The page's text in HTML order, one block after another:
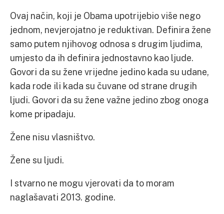
Ovaj način, koji je Obama upotrijebio više nego
jednom, nevjerojatno je reduktivan. Definira žene
samo putem njihovog odnosa s drugim ljudima,
umjesto da ih definira jednostavno kao ljude.
Govori da su žene vrijedne jedino kada su udane,
kada rode ili kada su čuvane od strane drugih
ljudi. Govori da su žene važne jedino zbog onoga
kome pripadaju.
Žene nisu vlasništvo.
Žene su ljudi.
I stvarno ne mogu vjerovati da to moram
naglašavati 2013. godine.